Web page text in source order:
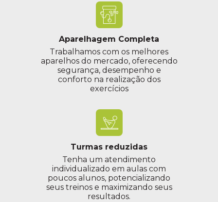
Aparelhagem Completa
Trabalhamos com os melhores
aparelhos do mercado, oferecendo
segurança, desempenho e
conforto na realização dos
exercícios
Turmas reduzidas
Tenha um atendimento
individualizado em aulas com
poucos alunos, potencializando
seus treinos e maximizando seus
resultados.